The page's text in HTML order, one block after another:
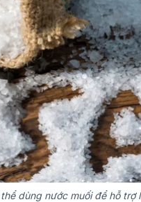
dùng nước muối để hỗ trợ